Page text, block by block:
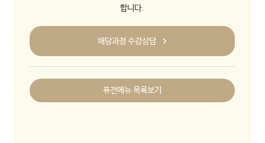
합니다.
해당과정 수강상담
퓨전메뉴 목록보기